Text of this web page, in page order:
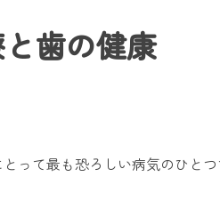
歯の健康
って最も恐ろしい病気のひと